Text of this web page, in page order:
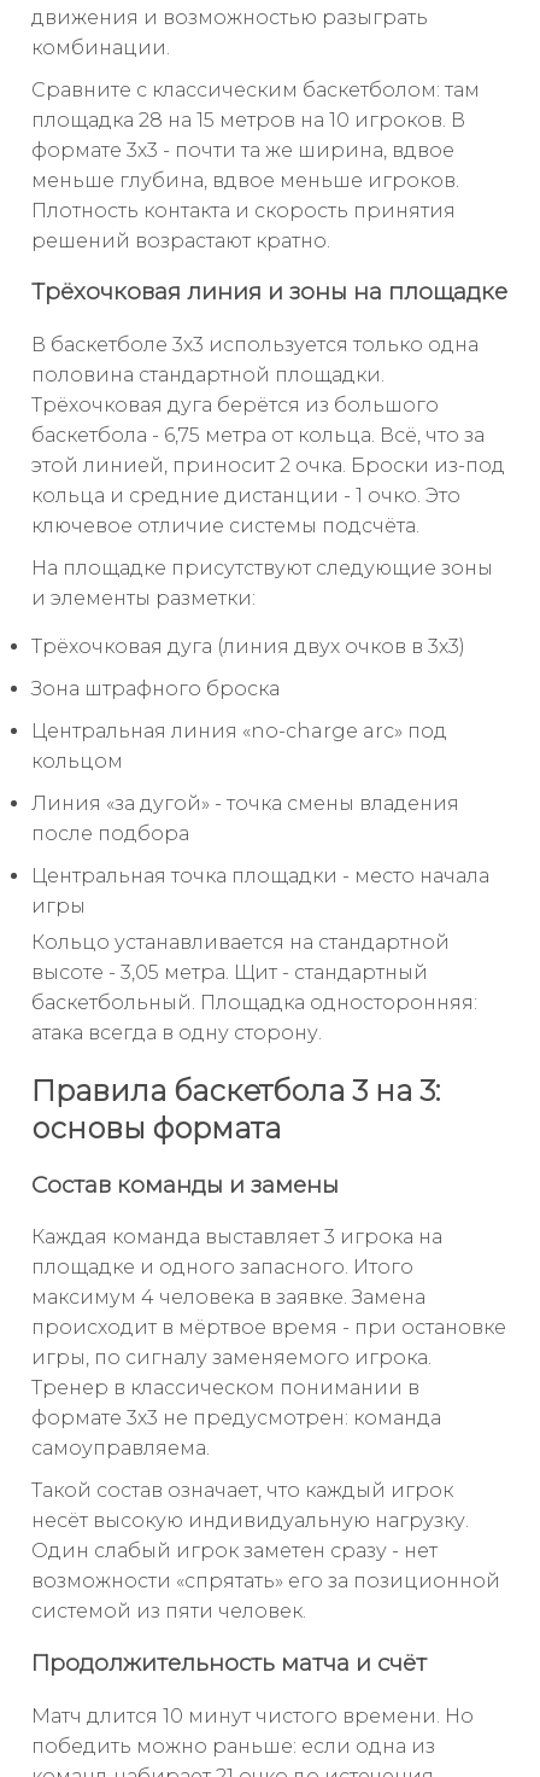
движения и возможностью разыграть
комбинации.
Сравните с классическим баскетболом: там
площадка 28 на 15 метров на 10 игроков. В
формате 3х3 - почти та же ширина, вдвое
меньше глубина, вдвое меньше игроков.
Плотность контакта и скорость принятия
решений возрастают кратно.
Трёхочковая линия и зоны на площадке
В баскетболе 3х3 используется только одна
половина стандартной площадки.
Трёхочковая дуга берётся из большого
баскетбола - 6,75 метра от кольца. Всё, что за
этой линией, приносит 2 очка. Броски из-под
кольца и средние дистанции - 1 очко. Это
ключевое отличие системы подсчёта.
На площадке присутствуют следующие зоны
и элементы разметки:
Трёхочковая дуга (линия двух очков в 3х3)
Зона штрафного броска
Центральная линия «no-charge arc» под
кольцом
Линия «за дугой» - точка смены владения
после подбора
Центральная точка площадки - место начала
игры
Кольцо устанавливается на стандартной
высоте - 3,05 метра. Щит - стандартный
баскетбольный. Площадка односторонняя:
атака всегда в одну сторону.
Правила баскетбола 3 на 3:
основы формата
Состав команды и замены
Каждая команда выставляет 3 игрока на
площадке и одного запасного. Итого
максимум 4 человека в заявке. Замена
происходит в мёртвое время - при остановке
игры, по сигналу заменяемого игрока.
Тренер в классическом понимании в
формате 3х3 не предусмотрен: команда
самоуправляема.
Такой состав означает, что каждый игрок
несёт высокую индивидуальную нагрузку.
Один слабый игрок заметен сразу - нет
возможности «спрятать» его за позиционной
системой из пяти человек.
Продолжительность матча и счёт
Матч длится 10 минут чистого времени. Но
победить можно раньше: если одна из